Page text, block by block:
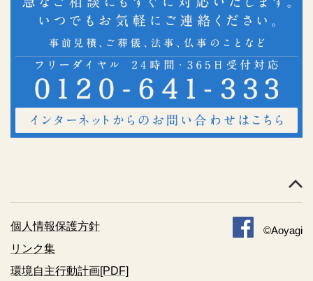
個人情報保護方針
リンク集
環境自主行動計画[PDF]
©Aoyagi